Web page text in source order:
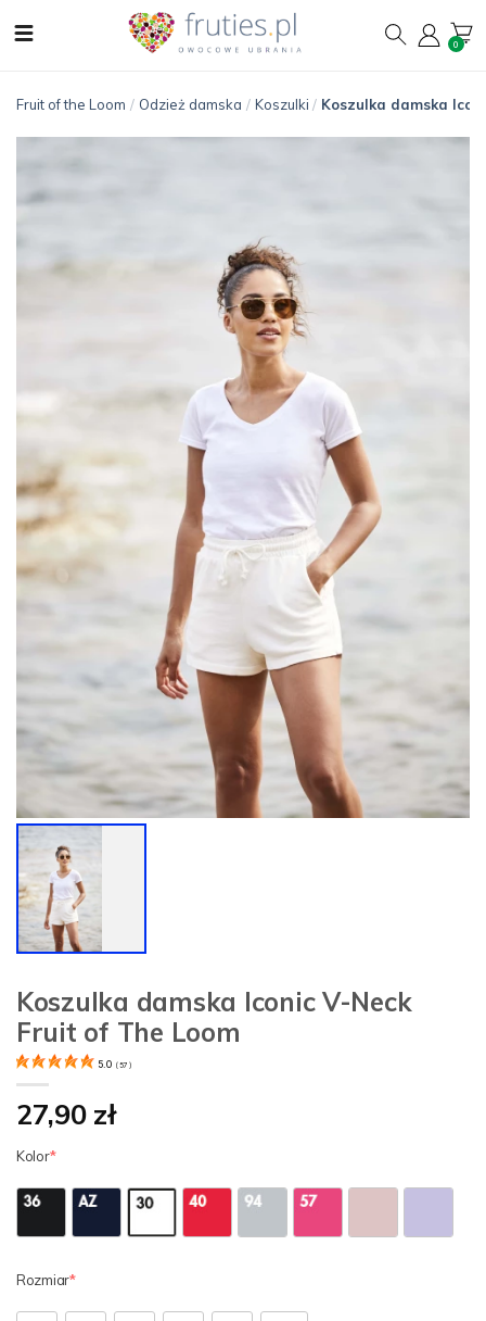
0
Fruit of the Loom / Odzież damska / Koszulki / Koszulka damska
Koszulka damska Iconic V-Neck
Fruit of The Loom
5.0 (57 )
27,90 zł
Kolor
Rozmiar